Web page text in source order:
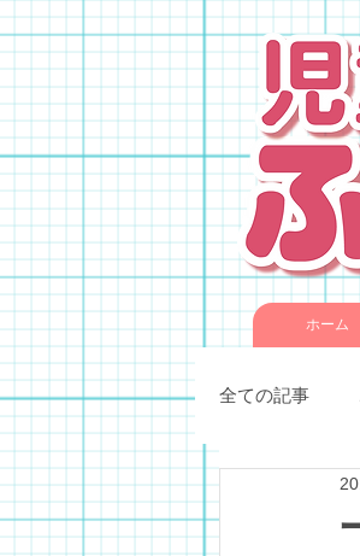
ホーム
全ての記事
季節催事